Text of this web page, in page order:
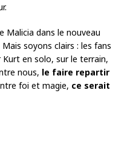
Malicia dans le nouveau
soyons clairs : les fans
en solo, sur le terrain,
nous, le faire repartir
foi et magie, ce serait